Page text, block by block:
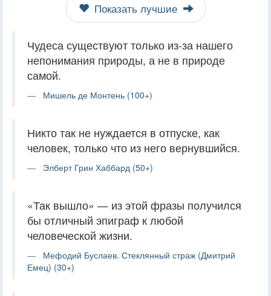
Показать лучшие
Чудеса существуют только из-за нашего
непонимания природы, а не в природе
самой.
Мишель де Монтень (100+)
Никто так не нуждается в отпуске, как
человек, только что из него вернувшийся.
Элберт Грин Хаббард (50+)
«Так вышло» — из этой фразы получился
бы отличный эпиграф к любой
человеческой жизни.
Мефодий Буслаев. Стеклянный страж (Дмитрий
Емец) (30+)